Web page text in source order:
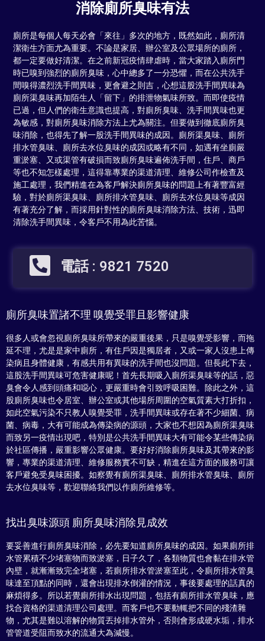
消除廁所臭味有法
廁所是每個人每天必會「來往」多次的地方，既然如此，廁所清
潔衛生方面尤為重要。不論是家居、辦公室及公眾場所的廁所，
都一定要做好清潔。在之前新冠疫情肆虐時，當大家踏入廁所門
時已嗅到強烈的廁所臭味，心中總多了一分恐懼，而在公共洗手
間嗅得濃烈洗手間異味，更會避之則吉，心想這股洗手間異味為
廁所渠臭味再加陌生人「留下」的排泄物氣味所致。而即使疫情
已過，但人們的衛生意識也提高，對廁所臭味、洗手間異味也更
為敏感，對廁所臭味消除方法上尤為關注。但要做到徹底廁所臭
味消除，也得先了解一股洗手間異味的成因。廁所渠臭味、廁所
排水管臭味、廁所去水位臭味的成因或略有不同，如遇有坐廁嚴
重淤塞、又或渠管有破損而致廁所臭味遍佈洗手間，住戶、商戶
等也不知怎樣處理，這得靠專業的渠道清理、維修公司作檢查及
施工處理，我們精進在為客戶解決廁所臭味的問題上有著豐富經
驗，對於廁所渠臭味、廁所排水管臭味、廁所去水位臭味等成因
有著充分了解，而採用針對性的廁所臭味消除方法、技術，迅即
清除洗手間異味，令客戶不用為此苦惱。
電話 : 9821 7520
廁所臭味置諸不理 嗅覺受罪且影響健康
很多人或會忽視廁所臭味所帶來的嚴重後果，只是嗅覺受影響，而拖
延不理，尤是是家中廁所，有住戶因是獨居者，又或一家人沒患上傳
染病且身體健康，有感共用有異味的洗手間也沒問題。但長此下去，
這股洗手間異味可危害健康呢！首先長期吸入廁所渠臭味等的話，惡
臭會令人感到頭痛和噁心，更嚴重時會引致呼吸困難。除此之外，這
股廁所臭味也令居室、辦公室或其他場所周圍的空氣質素大打折扣，
如此空氣污染不只教人嗅覺受罪，洗手間異味或存在著不少細菌、病
菌、病毒，大有可能成為傳染病的源頭，大家也不想因為廁所渠臭味
而致另一疫情出現吧，特別是公共洗手間異味大有可能令某些傳染病
於社區傳播，嚴重影響公眾健康。要好好消除廁所臭味及其帶來的影
響，專業的渠道清理、維修服務實不可缺，精進在這方面的服務可讓
客戶避免受臭味困擾。如察覺有廁所渠臭味、廁所排水管臭味、廁所
去水位臭味等，歡迎聯絡我們以作廁所維修等。
找出臭味源頭 廁所臭味消除見成效
要妥善進行廁所臭味消除，必先要知道廁所臭味的成因。如果廁所排
水管累積不少堵塞物而致淤塞，日子久了，各類物質也會黏在排水管
內壁，就漸漸致完全堵塞，若廁所排水管淤塞至此，令廁所排水管臭
味達至頂點的同時，還會出現排水倒灌的情況，事後要處理的話真的
麻煩得多。所以若覺廁所排水出現問題，包括有廁所排水管臭味，應
找合資格的渠道清理公司處理。而客戶也不要動輒把不同的殘渣雜
物，尤其是難以溶解的物質丟掉排水管外，否則會形成硬水垢，排水
管管道受阻而致水的流通大為減慢。